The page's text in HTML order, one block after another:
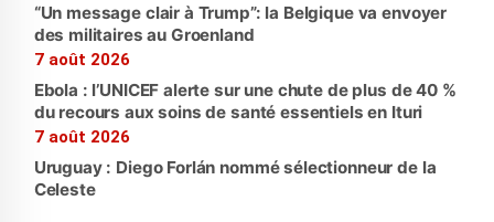
“Un message clair à Trump”: la Belgique va envoyer
des militaires au Groenland
7 août 2026
Ebola : l’UNICEF alerte sur une chute de plus de 40 %
du recours aux soins de santé essentiels en Ituri
7 août 2026
Uruguay : Diego Forlán nommé sélectionneur de la
Celeste